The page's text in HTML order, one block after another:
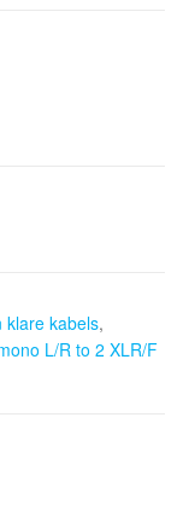
klare kabels,
L/R to 2 XLR/F